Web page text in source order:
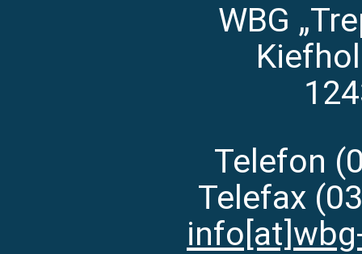
WBG
Telefon
Telefax